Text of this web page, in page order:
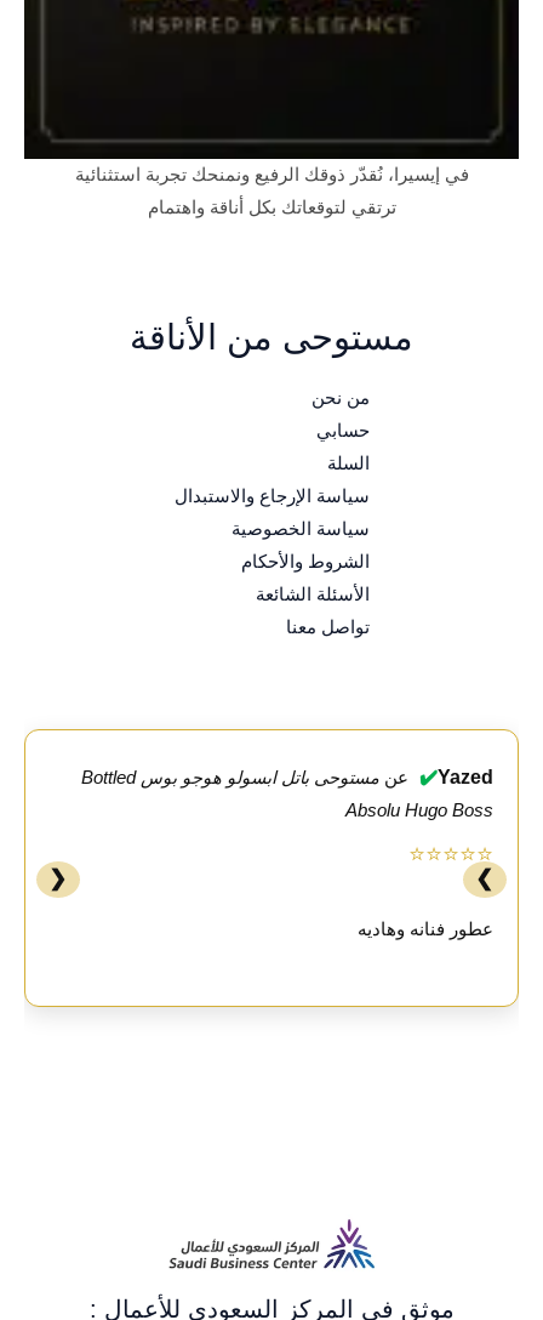
في إيسيرا، نُقدّر ذوقك الرفيع ونمنحك تجربة استثنائية
ترتقي لتوقعاتك بكل أناقة واهتمام
مستوحى من الأناقة
من نحن
حسابي
السلة
سياسة الإرجاع والاستبدال
سياسة الخصوصية
الشروط والأحكام
الأسئلة الشائعة
تواصل معنا
Yazed
✔️ عن
مستوحى باتل ابسولو هوجو بوس Bottled
Absolu Hugo Boss
⭐⭐⭐⭐⭐
عطور فنانه وهاديه
❮ ❯
موثق في المركز السعودي للأعمال :